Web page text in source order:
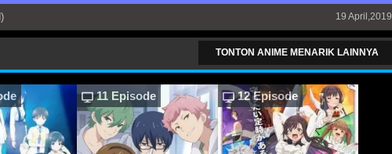
19 April,2019
TONTON ANIME MENARIK LAINNYA
11 Episode 12 Episode